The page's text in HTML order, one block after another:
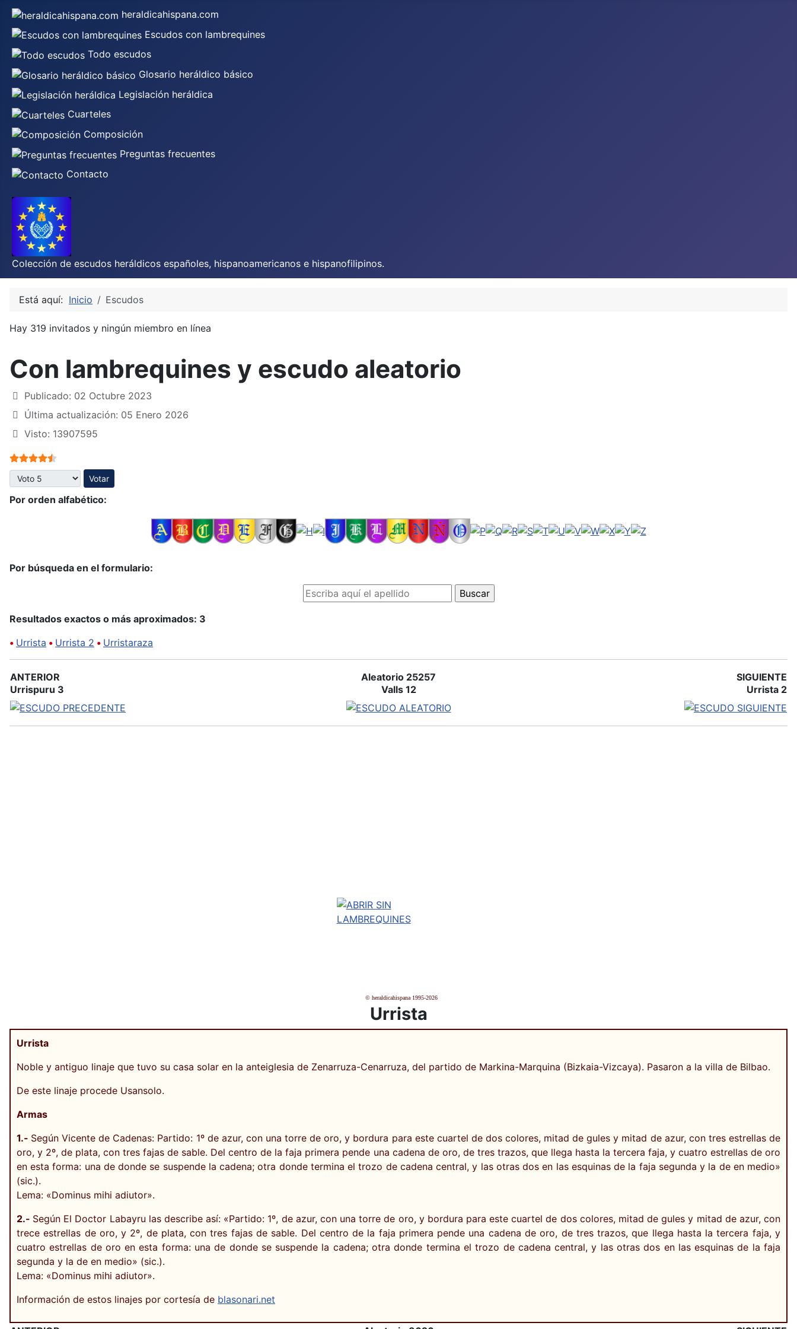
heraldicahispana.com
Escudos con lambrequines
Todo escudos
Glosario heráldico básico
Legislación heráldica
Cuarteles
Composición
Preguntas frecuentes
Contacto
Colección de escudos heráldicos españoles, hispanoamericanos e hispanofilipinos.
Está aquí: Inicio Escudos
Hay 319 invitados y ningún miembro en línea
Con lambrequines y escudo aleatorio
Publicado: 02 Octubre 2023
Última actualización: 05 Enero 2026
Visto: 13907595
Ratio:4.5/
Por favor, vote
Por orden alfabético:
Por búsqueda en el formulario:
Resultados exactos o más aproximados: 3
• Urrista • Urrista 2 • Urristaraza
ANTERIOR
Urrispuru 3
Aleatorio 25257
Valls 12
SIGUIENTE
Urrista 2
© heraldicahispana 1995-2026
Urrista
Urrista
Noble y antiguo linaje que tuvo su casa solar en la anteiglesia de Zenarruza-Cenarruza, del partido de Markina-Marquina (Bizkaia-Vizcaya). Pasaron a la villa de Bilbao.
De este linaje procede Usansolo.
Armas
1.- Según Vicente de Cadenas: Partido: 1º de azur, con una torre de oro, y bordura para este cuartel de dos colores, mitad de gules y mitad de azur, con tres estrellas de
oro, y 2º, de plata, con tres fajas de sable. Del centro de la faja primera pende una cadena de oro, de tres trazos, que llega hasta la tercera faja, y cuatro estrellas de oro
en esta forma: una de donde se suspende la cadena; otra donde termina el trozo de cadena central, y las otras dos en las esquinas de la faja segunda y la de en medio»
(sic.).
Lema: «Dominus mihi adiutor».
2.- Según El Doctor Labayru las describe así: «Partido: 1º, de azur, con una torre de oro, y bordura para este cuartel de dos colores, mitad de gules y mitad de azur, con
trece estrellas de oro, y 2º, de plata, con tres fajas de sable. Del centro de la faja primera pende una cadena de oro, de tres trazos, que llega hasta la tercera faja, y
cuatro estrellas de oro en esta forma: una de donde se suspende la cadena; otra donde termina el trozo de cadena central, y las otras dos en las esquinas de la faja
segunda y la de en medio» (sic.).
Lema: «Dominus mihi adiutor».
Información de estos linajes por cortesía de blasonari.net